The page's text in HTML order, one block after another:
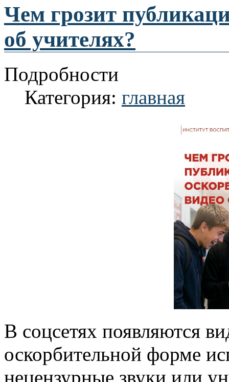
Чем грозит
об учителях?
Подробности
Категория: главная
В соцсетях появляются
оскорбительной форме
нецензурные звуки или